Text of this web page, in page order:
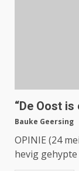
“De Oost
Bauke Geersing
OPINIE (24
hevig gehypte